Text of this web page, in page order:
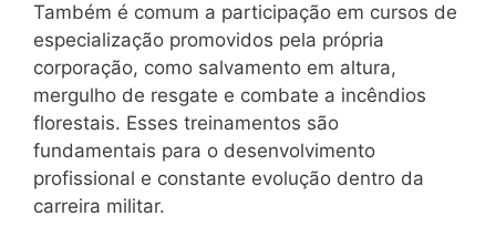
Também é comum a participação em cursos de
especialização promovidos pela própria
corporação, como salvamento em altura,
mergulho de resgate e combate a incêndios
florestais. Esses treinamentos são
fundamentais para o desenvolvimento
profissional e constante evolução dentro da
carreira militar.